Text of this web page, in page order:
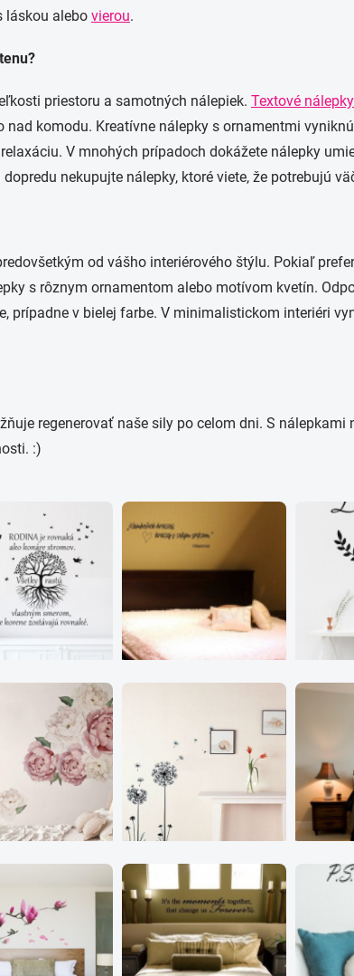
láskou alebo vierou.
priestoru a samotných nálepiek. Textové nálepky
komodu. Kreatívne nálepky s ornamentmi
V mnohých prípadoch dokážete nálepky
nekupujte nálepky, ktoré viete, že potrebujú
od vášho interiérového štýlu. Pokiaľ
s rôznym ornamentom alebo motívom kvetín.
prípadne v bielej farbe. V minimalistickom interiéri
regenerovať naše sily po celom dni. S nálepkami
:)